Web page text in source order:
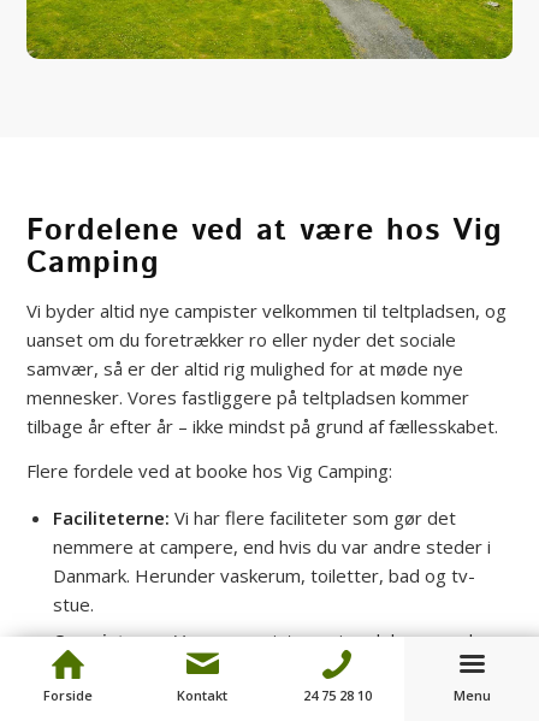
Fordelene ved at være hos Vig
Camping
Vi byder altid nye campister velkommen til teltpladsen, og
uanset om du foretrækker ro eller nyder det sociale
samvær, så er der altid rig mulighed for at møde nye
mennesker. Vores fastliggere på teltpladsen kommer
tilbage år efter år – ikke mindst på grund af fællesskabet.
Flere fordele ved at booke hos Vig Camping:
Faciliteterne: Vi har flere faciliteter som gør det
nemmere at campere, end hvis du var andre steder i
Danmark. Herunder vaskerum, toiletter, bad og tv-
stue.
Campisterne:Vores campister er imødekommende
overfor både nye og fastliggere. Du finder hurtigt dig
selv midt i en samtale, og der er ofte spontane
Forside Kontakt 24 75 28 10 Menu